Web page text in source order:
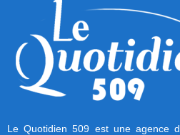
Le Quotidien 509 est une agence